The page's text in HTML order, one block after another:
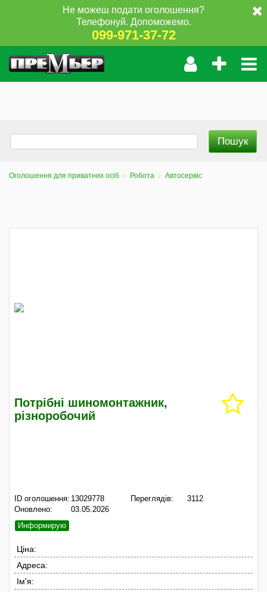
Не можеш подати оголошення?
Телефонуй. Допоможемо.
099-971-37-72
Оголошення для приватних осіб Робота Автосервіс
Потрібні шиномонтажник,
різноробочий
ID оголошення: 13029778
Оновлено:
03.05.2026
Переглядів: 3112
Информирую
Ціна:
Адреса:
Ім'я: